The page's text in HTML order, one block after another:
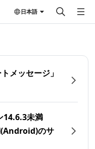
日本語
メッセージ」
14.6.3未満
のサ